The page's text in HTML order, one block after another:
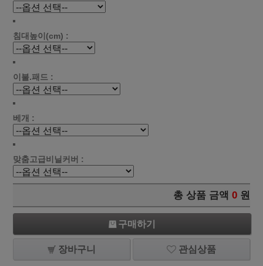
침대높이(cm) :
이불.패드 :
베개 :
맞춤고급비닐커버 :
총 상품 금액 0 원
구매하기
장바구니 관심상품